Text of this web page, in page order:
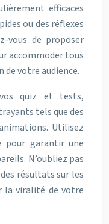
efficaces
ou des réflexes
vous de proposer
accommoder tous
de votre audience.
quiz et tests,
tels que des
Utilisez
pour garantir une
N’oubliez pas
résultats sur les
la viralité de votre